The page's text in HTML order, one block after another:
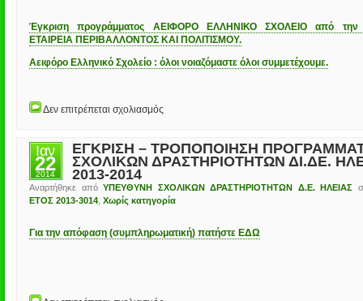
Έγκριση προγράμματος ΑΕΙΦΟΡΟ ΕΛΛΗΝΙΚΟ ΣΧΟΛΕΙΟ από
ΕΤΑΙΡΕΙΑ ΠΕΡΙΒΑΛΛΟΝΤΟΣ ΚΑΙ ΠΟΛΙΤΙΣΜΟΥ.
Αειφόρο Ελληνικό Σχολείο : όλοι νοιαζόμαστε όλοι συμμετέχουμε.
Δεν επιτρέπεται σχολιασμός
ΠΡΟΓΡΑΜΜΑ
ΣΧΟΛΕΙΟ
Ιαν
22
2014
ΕΓΚΡΙΣΗ – ΤΡΟΠΟΠΟΙΗΣΗ
ΣΧΟΛΙΚΩΝ ΔΡΑΣΤΗΡΙΟΤΗΤΩΝ ΔΙ.ΔΕ.
2013-2014
Αναρτήθηκε από ΥΠΕΥΘΥΝΗ ΣΧΟΛΙΚΩΝ ΔΡΑΣΤΗΡΙΟΤΗΤΩΝ Δ.Ε. ΗΛΕΙΑΣ
ΕΤΟΣ 2013-3014 Χωρίς κατηγορία
Για την απόφαση (συμπληρωματική) πατήστε ΕΔΩ